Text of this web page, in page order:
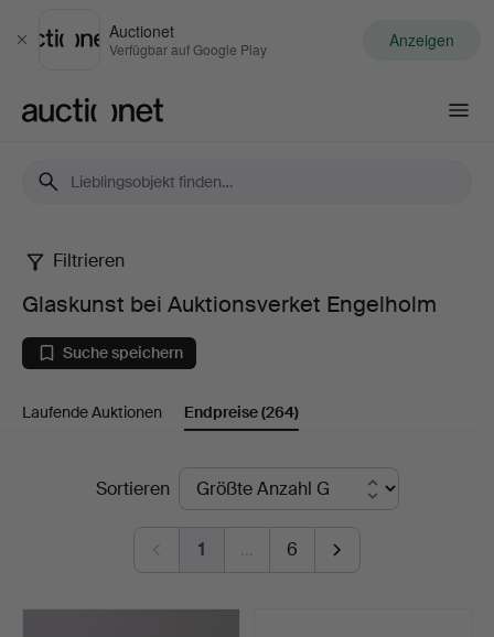
Schließen
Auctionet
Verfügbar auf Google Play Anzeigen
Glaskunst
bei
Auktionsverket
Engelholm
Filtrieren
Glaskunst bei Auktionsverket Engelholm
Suche speichern
Laufende Auktionen Endpreise(264)
EndpreiseSortieren
1 … 6